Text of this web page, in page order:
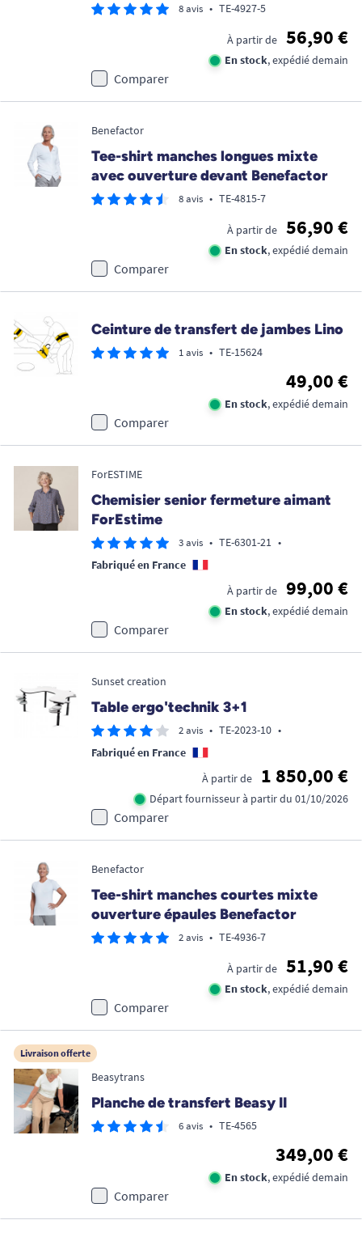
8 avis • TE-4927-5
À partir de 56,90 €
En stock, expédié demain
Comparer
Benefactor
Tee-shirt manches longues mixte
avec ouverture devant Benefactor
8 avis • TE-4815-7
À partir de 56,90 €
En stock, expédié demain
Comparer
Ceinture de transfert de jambes Lino
1 avis • TE-15624
49,00 €
En stock, expédié demain
Comparer
ForESTIME
Chemisier senior fermeture aimant
ForEstime
3 avis • TE-6301-21 •
Fabriqué en France
À partir de
99,00 €
En stock, expédié demain
Comparer
Sunset creation
Table ergo'technik 3+1
2 avis • TE-2023-10 •
Fabriqué en France
À partir de
1 850,00 €
Départ fournisseur à partir du 01/10/2026
Comparer
Benefactor
Tee-shirt manches courtes mixte
ouverture épaules Benefactor
2 avis • TE-4936-7
À partir de 51,90 €
En stock, expédié demain
Comparer
Livraison offerte
Beasytrans
Planche de transfert Beasy II
6 avis • TE-4565
349,00 €
En stock, expédié demain
Comparer